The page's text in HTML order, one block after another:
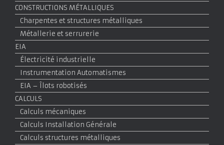
CONSTRUCTIONS MÉTALLIQUES
Charpentes et structures métalliques
Métallerie et serrurerie
EIA
Électricité industrielle
Instrumentation Automatismes
EIA – Îlots robotisés
CALCULS
Calculs mécaniques
Calculs Installation Générale
Calculs structures métalliques